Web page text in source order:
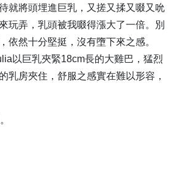
就將頭埋進巨乳，又搓又揉又啜又吮
玩弄，乳頭被我啜得漲大了一倍。別
依然十分堅挺，沒有墮下來之感。
以巨乳夾緊18cm長的大雞巴，猛烈
乳房夾住，舒服之感實在難以形容，